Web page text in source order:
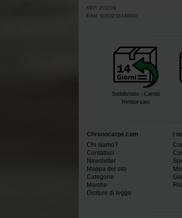
REF: 211109
EAN: 5060236148841
Soddisfatto - Cambi
Rimborsato
Chronocarpe.com
Chi siamo?
Contattaci
Newsletter
Mappa del sito
Categorie
Marche
Diciture di legge
I